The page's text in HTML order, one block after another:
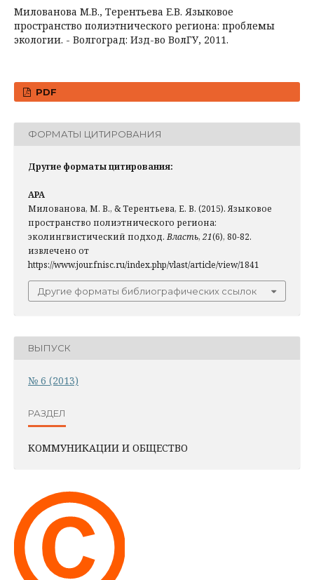
Милованова М.В., Терентьева Е.В. Языковое
пространство полиэтнического региона: проблемы
экологии. - Волгоград: Изд-во ВолГУ, 2011.
PDF
ФОРМАТЫ ЦИТИРОВАНИЯ
Другие форматы цитирования:
APA
Милованова, М. В., & Терентьева, Е. В. (2015). Языковое
пространство полиэтнического региона:
эколингвистический подход. Власть, 21(6), 80-82.
извлечено от
https://www.jour.fnisc.ru/index.php/vlast/article/view/1841
Другие форматы библиографических ссылок
ВЫПУСК
№ 6 (2013)
РАЗДЕЛ
КОММУНИКАЦИИ И ОБЩЕСТВО